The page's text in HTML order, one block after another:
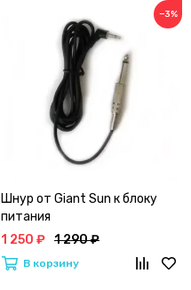
−3%
Шнур от Giant Sun к блоку
питания
1 250 ₽ 1 290 ₽
В корзину